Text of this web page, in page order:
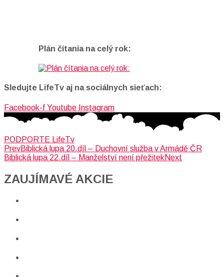
Plán čítania na celý rok:
Sledujte LifeTv aj na sociálnych sieťach:
Facebook-f Youtube Instagram
PODPORTE LifeTv
PrevBiblická lupa 20.díl – Duchovní služba v Armádě ČR
Biblická lupa 22.díl – Manželství není přežitekNext
ZAUJÍMAVÉ AKCIE​